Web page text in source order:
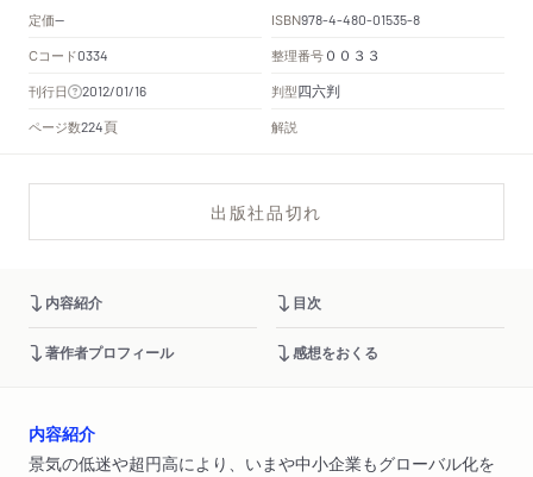
定価-- ISBN978-4-480-01535-8
Cコード0334 整理番号 ００３３
刊行日 2012/01/16 判型四六判
ページ数224頁 解説
出版社品切れ
内容紹介 目次
著作者プロフィール 感想をおくる
内容紹介
景気の低迷や超円高により、いまや中小企業もグローバル化を